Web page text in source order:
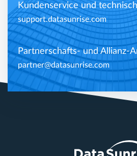
Kundenservice und
support.datasunrise.com
Partnerschafts- und Allianz-
partner@datasunrise.com